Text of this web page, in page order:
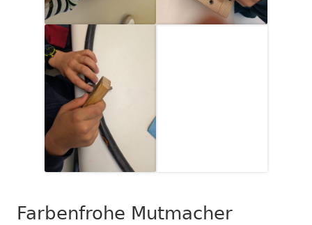
Farbenfrohe Mutmacher